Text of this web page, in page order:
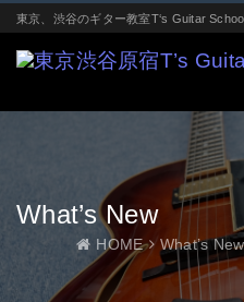
東京、渋谷のギター教室T‘s Guitar
What’s New
HOME What’s New